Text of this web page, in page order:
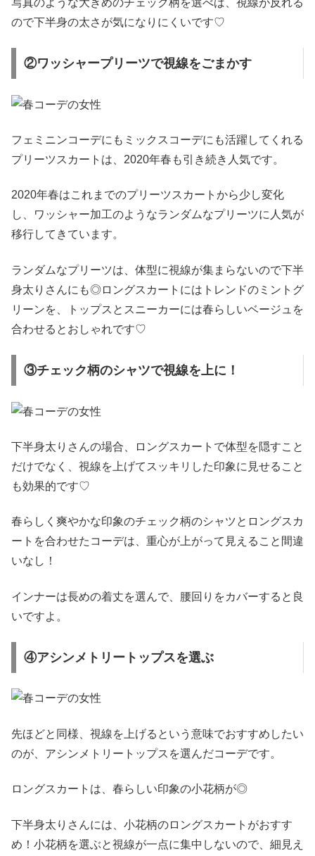
写真のような大きめのチェック柄を選べば、視線が反れる
ので下半身の太さが気になりにくいです♡
②ワッシャープリーツで視線をごまかす
フェミニンコーデにもミックスコーデにも活躍してくれる
プリーツスカートは、2020年春も引き続き人気です。
2020年春はこれまでのプリーツスカートから少し変化
し、ワッシャー加工のようなランダムなプリーツに人気が
移行してきています。
ランダムなプリーツは、体型に視線が集まらないので下半
身太りさんにも◎ロングスカートにはトレンドのミントグ
リーンを、トップスとスニーカーには春らしいベージュを
合わせるとおしゃれです♡
③チェック柄のシャツで視線を上に！
下半身太りさんの場合、ロングスカートで体型を隠すこと
だけでなく、視線を上げてスッキリした印象に見せること
も効果的です♡
春らしく爽やかな印象のチェック柄のシャツとロングスカ
ートを合わせたコーデは、重心が上がって見えること間違
いなし！
インナーは長めの着丈を選んで、腰回りをカバーすると良
いですよ。
④アシンメトリートップスを選ぶ
先ほどと同様、視線を上げるという意味でおすすめしたい
のが、アシンメトリートップスを選んだコーデです。
ロングスカートは、春らしい印象の小花柄が◎
下半身太りさんには、小花柄のロングスカートがおすす
め！小花柄を選ぶと視線が一点に集中しないので、細見え